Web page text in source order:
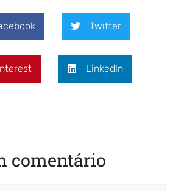
Twitter
LinkedIn
comentário